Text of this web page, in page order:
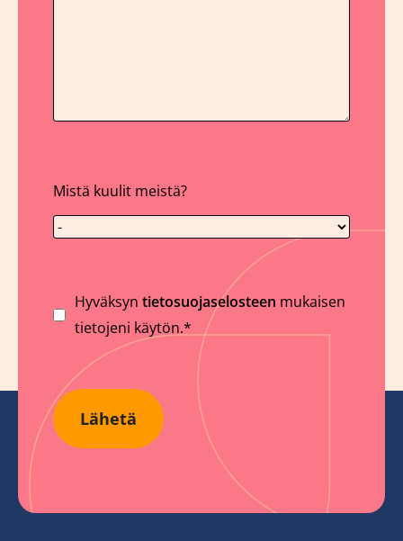
Mistä kuulit meistä?
Suostumus
Hyväksyntietosuojaselosteen mukaisen
tietojeni käytön.*